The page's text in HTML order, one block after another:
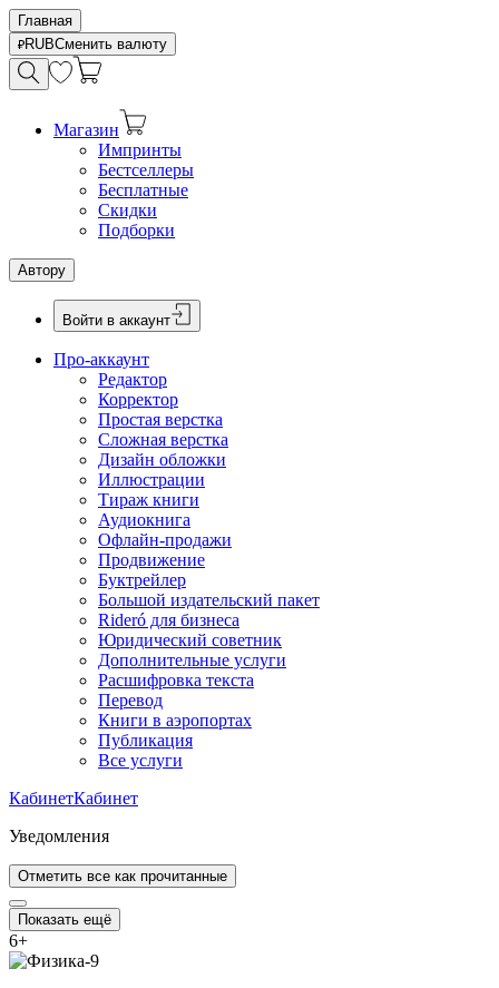
Главная
RUBСменить валюту
Магазин
Импринты
Бестселлеры
Бесплатные
Скидки
Подборки
Автору
Войти в аккаунт
Про-аккаунт
Редактор
Корректор
Простая верстка
Сложная верстка
Дизайн обложки
Иллюстрации
Тираж книги
Аудиокнига
Офлайн-продажи
Продвижение
Буктрейлер
Большой издательский пакет
Rideró для бизнеса
Юридический советник
Дополнительные услуги
Расшифровка текста
Перевод
Книги в аэропортах
Публикация
Все услуги
КабинетКабинет
Уведомления
Отметить все как прочитанные
Показать ещё
6+